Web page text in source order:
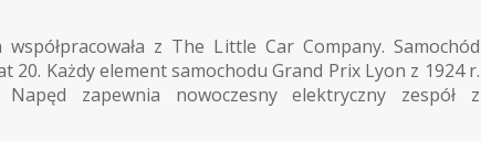
z The Little Car Company. Samochód
20. Każdy element samochodu Grand Prix Lyon z 1924 r.
zapewnia nowoczesny elektryczny zespół z